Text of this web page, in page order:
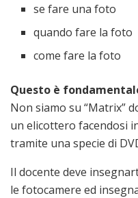
se fare una foto
quando fare la foto
come fare la foto
Questo è
Non siamo su “Matrix”
un elicottero facendosi
tramite una specie di
Il docente deve
le fotocamere ed